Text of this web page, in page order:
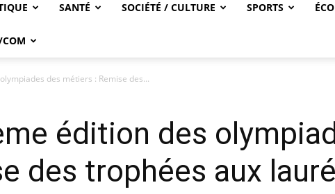
SANTÉ SOCIÉTÉ / CULTURE SPORTS
des métiers : Remise des...
édition des
des trophées aux